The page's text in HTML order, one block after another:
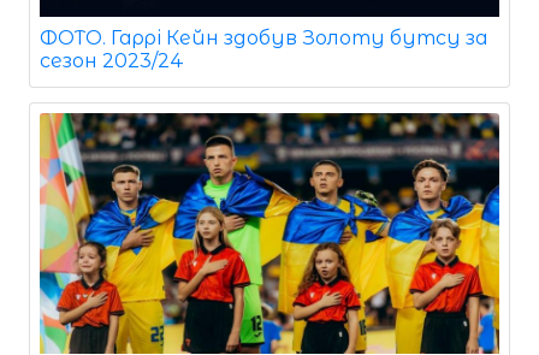
ФОТО. Гаррі Кейн здобув Золоту бутсу за
сезон 2023/24